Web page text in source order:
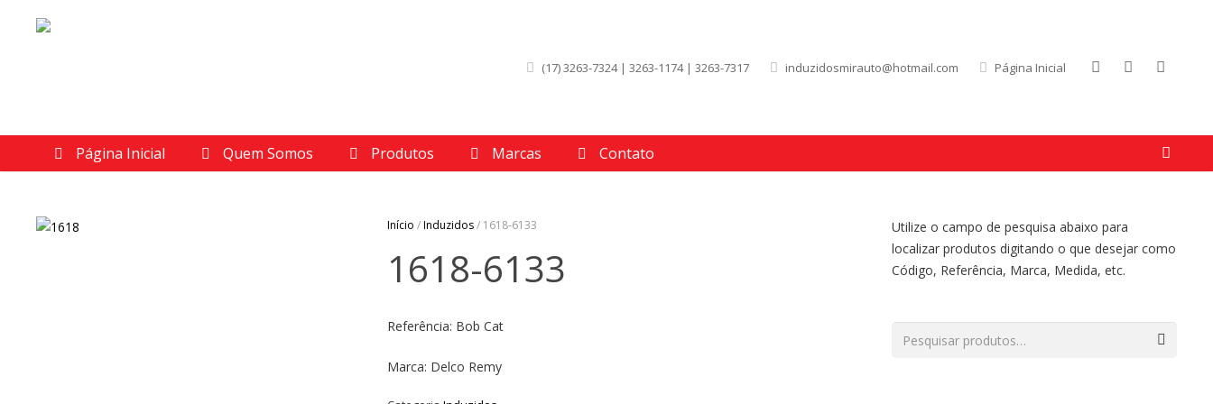
(17) 3263-7324 | 3263-1174 | 3263-7317 induzidosmirauto@hotmail.com Página Inicial
Página Inicial Quem Somos Produtos Marcas Contato
Início /Induzidos/ 1618-6133
1618-6133
Referência: Bob Cat
Marca: Delco Remy
Utilize o campo de pesquisa abaixo para
localizar produtos digitando o que desejar como
Código, Referência, Marca, Medida, etc.